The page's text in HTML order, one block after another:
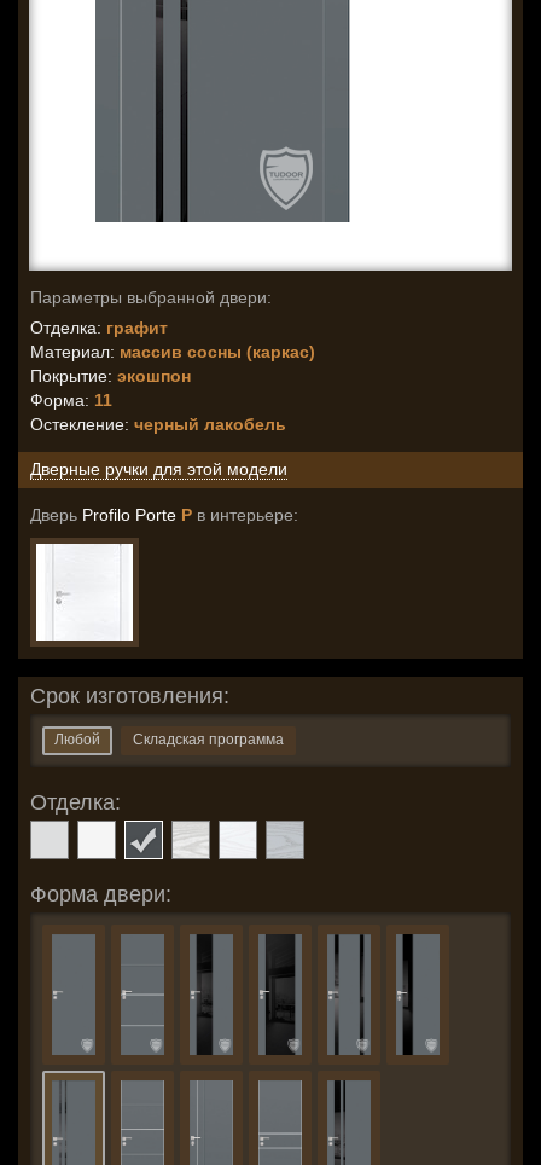
Параметры выбранной двери:
Отделка: графит
Материал: массив сосны (каркас)
Покрытие: экошпон
Форма: 11
Остекление: черный лакобель
Дверные ручки для этой модели
Дверь Profilo Porte P в интерьере:
Срок изготовления:
Любой Складская программа
Отделка:
Форма двери: